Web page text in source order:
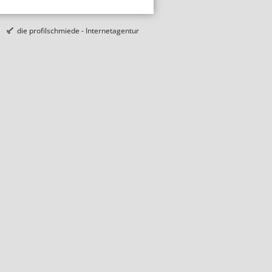
die profilschmiede - Internetagentur